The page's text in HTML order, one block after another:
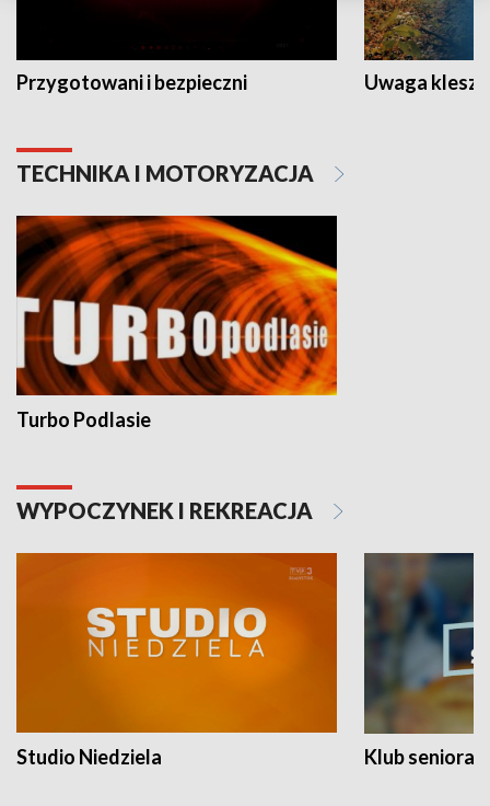
Przygotowani i bezpieczni Uwaga
TECHNIKA I MOTORYZACJA
Turbo Podlasie
WYPOCZYNEK I REKREACJA
Studio Niedziela Klub seniora